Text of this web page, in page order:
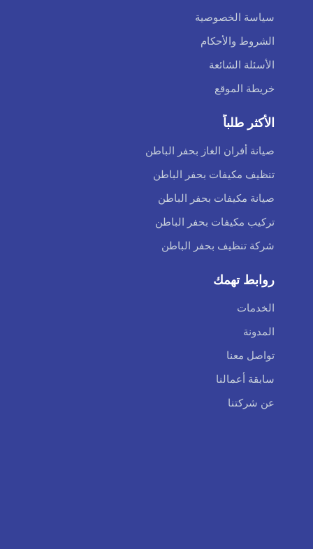
سياسة الخصوصية
الشروط والأحكام
الأسئلة الشائعة
خريطة الموقع
الأكثر طلباً
صيانة أفران الغاز بحفر الباطن
تنظيف مكيفات بحفر الباطن
صيانة مكيفات بحفر الباطن
تركيب مكيفات بحفر الباطن
شركة تنظيف بحفر الباطن
روابط تهمك
الخدمات
المدونة
تواصل معنا
سابقة أعمالنا
عن شركتنا